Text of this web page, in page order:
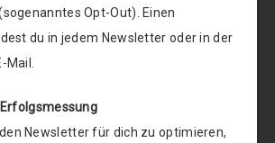
Opt-Out). Einen
du in jedem Newsletter oder in der
Newsletter für dich zu optimieren,